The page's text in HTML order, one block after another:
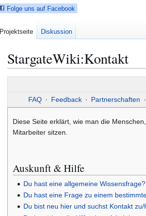
StargateWiki:Kontakt
FAQ· Feedback· Partnerschaften ·
Diese Seite erklärt, wie man die
Mitarbeiter sitzen.
Auskunft & Hilfe
Du hast eine allgemeine Wissensfrage?
Du hast eine Frage zu einem
Du bist neu hier und suchst Kontakt
Folge uns auf Facebook
Projektseite Diskussion